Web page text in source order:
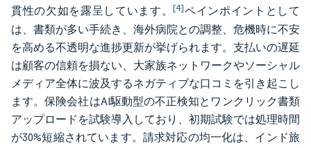
貫性の欠如を露呈しています。[4]ペインポイントとして
は、書類が多い手続き、海外病院との調整、危機時に不安
を高める不透明な進捗更新が挙げられます。支払いの遅延
は顧客の信頼を損ない、大家族ネットワークやソーシャル
メディア全体に波及するネガティブな口コミを引き起こし
ます。保険会社はAI駆動型の不正検知とワンクリック書類
アップロードを試験導入しており、初期試験では処理時間
が30%短縮されています。請求対応の均一化は、インド旅